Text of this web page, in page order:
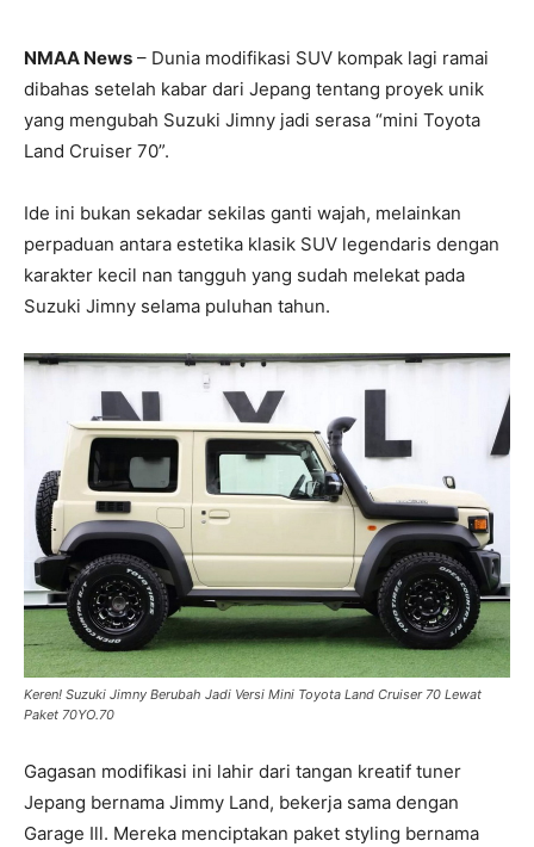
NMAA News – Dunia modifikasi SUV kompak lagi ramai
dibahas setelah kabar dari Jepang tentang proyek unik
yang mengubah Suzuki Jimny jadi serasa “mini Toyota
Land Cruiser 70”.
Ide ini bukan sekadar sekilas ganti wajah, melainkan
perpaduan antara estetika klasik SUV legendaris dengan
karakter kecil nan tangguh yang sudah melekat pada
Suzuki Jimny selama puluhan tahun.
Keren! Suzuki Jimny Berubah Jadi Versi Mini Toyota Land Cruiser 70 Lewat
Paket 70YO.70
Gagasan modifikasi ini lahir dari tangan kreatif tuner
Jepang bernama Jimmy Land, bekerja sama dengan
Garage Ill. Mereka menciptakan paket styling bernama